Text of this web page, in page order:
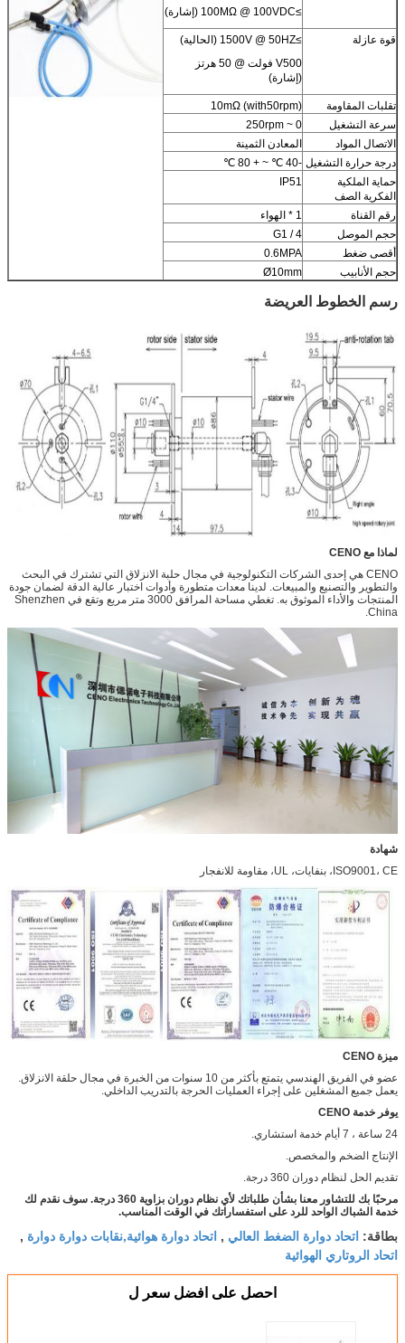
≥100MΩ @ 100VDC (إشارة)
قوة عازلة
≥1500V @ 50HZ (الحالية)
V500 فولت @ 50 هرتز
(إشارة)
تقلبات المقاومة
10mΩ (with50rpm)
سرعة التشغيل
0 ~ 250rpm
الاتصال المواد
المعادن الثمينة
درجة حرارة التشغيل -40 ℃ ~ + 80 ℃
حماية الملكية
الفكرية الصف
IP51
رقم القناة
1 * الهواء
حجم الموصل
G1 / 4
أقصى ضغط
0.6MPA
حجم الأنابيب
Ø10mm
رسم الخطوط العريضة
لماذا مع CENO
CENO هي إحدى الشركات التكنولوجية في مجال حلبة الانزلاق التي تشترك في البحث
والتطوير والتصنيع والمبيعات. لدينا معدات متطورة وأدوات اختبار عالية الدقة لضمان جودة
المنتجات والأداء الموثوق به. تغطي مساحة المرافق 3000 متر مربع وتقع في Shenzhen
China.
شهادة
ISO9001، CE، بنفايات، UL، مقاومة للانفجار
ميزة CENO
عضو في الفريق الهندسي يتمتع بأكثر من 10 سنوات من الخبرة في مجال حلقة الانزلاق.
يعمل جميع المشغلين على إجراء العمليات الحرجة بالتدريب الداخلي.
يوفر خدمة CENO
24 ساعة ، 7 أيام خدمة استشاري.
الإنتاج الضخم والمخصص.
تقديم الحل لنظام دوران 360 درجة.
مرحبًا بك للتشاور معنا بشأن طلباتك لأي نظام دوران بزاوية 360 درجة. سوف نقدم لك
خدمة الشباك الواحد للرد على استفساراتك في الوقت المناسب.
بطاقة: اتحاد دوارة الضغط العالي , اتحاد دوارة هوائية,نقابات دوارة دوارة ,
اتحاد الروتاري الهوائية
احصل على افضل سعر ل